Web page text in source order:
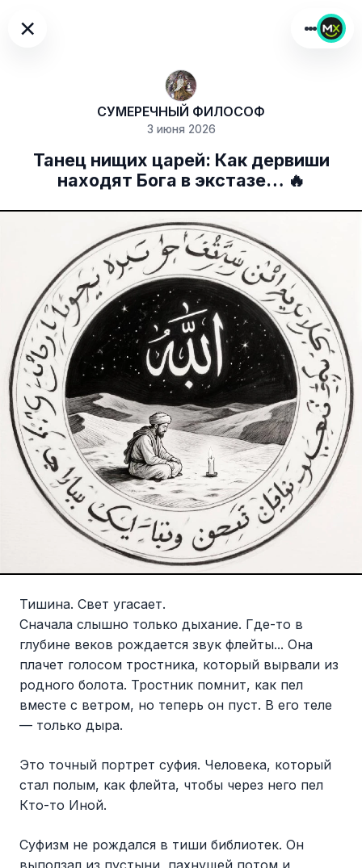
×
СУМЕРЕЧНЫЙ ФИЛОСОФ
3 июня 2026
Танец нищих царей: Как дервиши
находят Бога в экстазе… 🔥
Тишина. Свет угасает.
Сначала слышно только дыхание. Где-то в
глубине веков рождается звук флейты... Она
плачет голосом тростника, который вырвали из
родного болота. Тростник помнит, как пел
вместе с ветром, но теперь он пуст. В его теле
— только дыра.
Это точный портрет суфия. Человека, который
стал полым, как флейта, чтобы через него пел
Кто-то Иной.
Суфизм не рождался в тиши библиотек. Он